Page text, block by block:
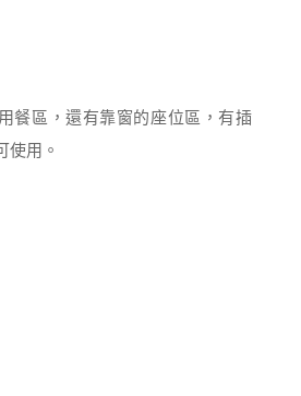
餐區，還有靠窗的座位區，有插
使用。